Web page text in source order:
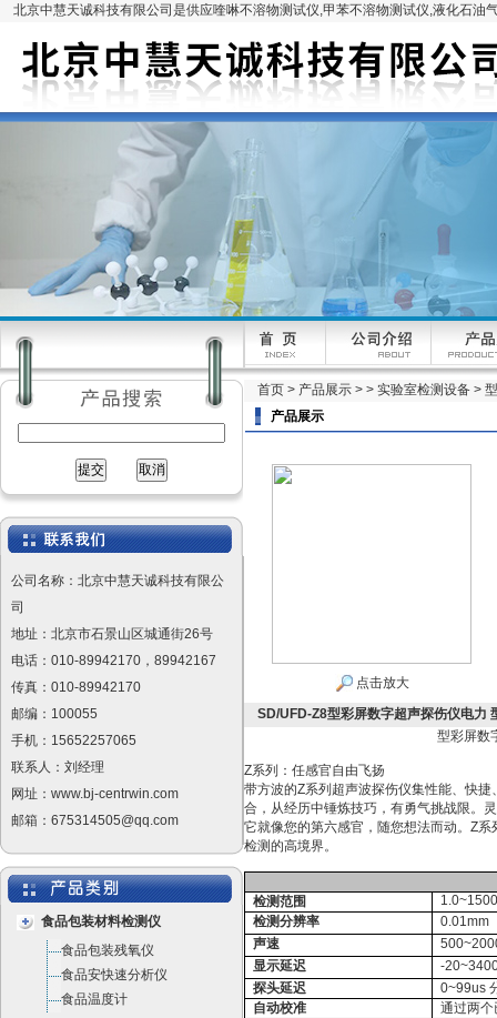
北京中慧天诚科技有限公司是供应喹啉不溶物测试仪,甲苯不溶物测试仪,液化石油
公司名称：北京中慧天诚科技有限公
司
地址：北京市石景山区城通街26号
电话：010-89942170，89942167
传真：010-89942170
邮编：100055
手机：15652257065
联系人：刘经理
网址：www.bj-centrwin.com
邮箱：675314505@qq.com
食品包装材料检测仪
食品包装残氧仪
食品安快速分析仪
食品温度计
首页 > 产品展示 > > 实验室检测设备 >
产品展示
点击放大
SD/UFD-Z8型彩屏数字超声探伤仪电力
型彩屏数
Z系列：任感官自由飞扬
带方波的Z系列超声波探伤仪集性能、快
合，从经历中锤炼技巧，有勇气挑战限。
它就像您的第六感官，随您想法而动。Z
检测的高境界。
检测范围
检测分辨率
0.01mm
声速
显示延迟
-
探头延迟
0~99us
自动校准
通过两